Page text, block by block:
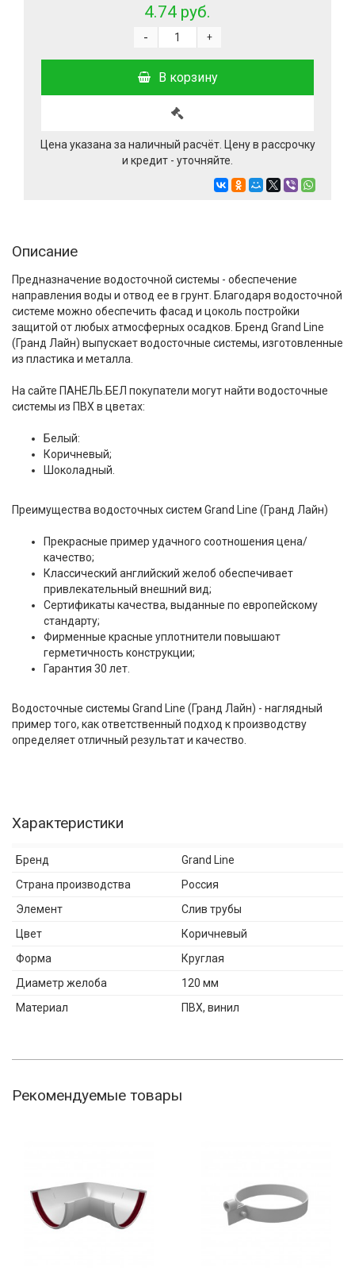
4.74 руб.
+
-
В корзину
Цена указана за наличный расчёт. Цену в рассрочку
и кредит - уточняйте.
Описание
Предназначение водосточной системы - обеспечение
направления воды и отвод ее в грунт. Благодаря водосточной
системе можно обеспечить фасад и цоколь постройки
защитой от любых атмосферных осадков. Бренд Grand Line
(Гранд Лайн) выпускает водосточные системы, изготовленные
из пластика и металла.
На сайте ПАНЕЛЬ.БЕЛ покупатели могут найти водосточные
системы из ПВХ в цветах:
Белый:
Коричневый;
Шоколадный.
Преимущества водосточных систем Grand Line (Гранд Лайн)
Прекрасные пример удачного соотношения цена/
качество;
Классический английский желоб обеспечивает
привлекательный внешний вид;
Сертификаты качества, выданные по европейскому
стандарту;
Фирменные красные уплотнители повышают
герметичность конструкции;
Гарантия 30 лет.
Водосточные системы Grand Line (Гранд Лайн) - наглядный
пример того, как ответственный подход к производству
определяет отличный результат и качество.
Характеристики
Бренд
Grand Line
Страна производства
Россия
Элемент
Слив трубы
Цвет
Коричневый
Форма
Круглая
Диаметр желоба
120 мм
Материал
ПВХ, винил
Рекомендуемые товары